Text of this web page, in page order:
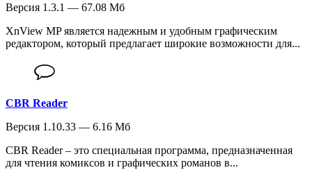
Версия 1.3.1 — 67.08 Мб
XnView MP является надежным и удобным графическим
редактором, который предлагает широкие возможности для...
CBR Reader
Версия 1.10.33 — 6.16 Мб
CBR Reader – это специальная программа, предназначенная
для чтения комиксов и графических романов в...